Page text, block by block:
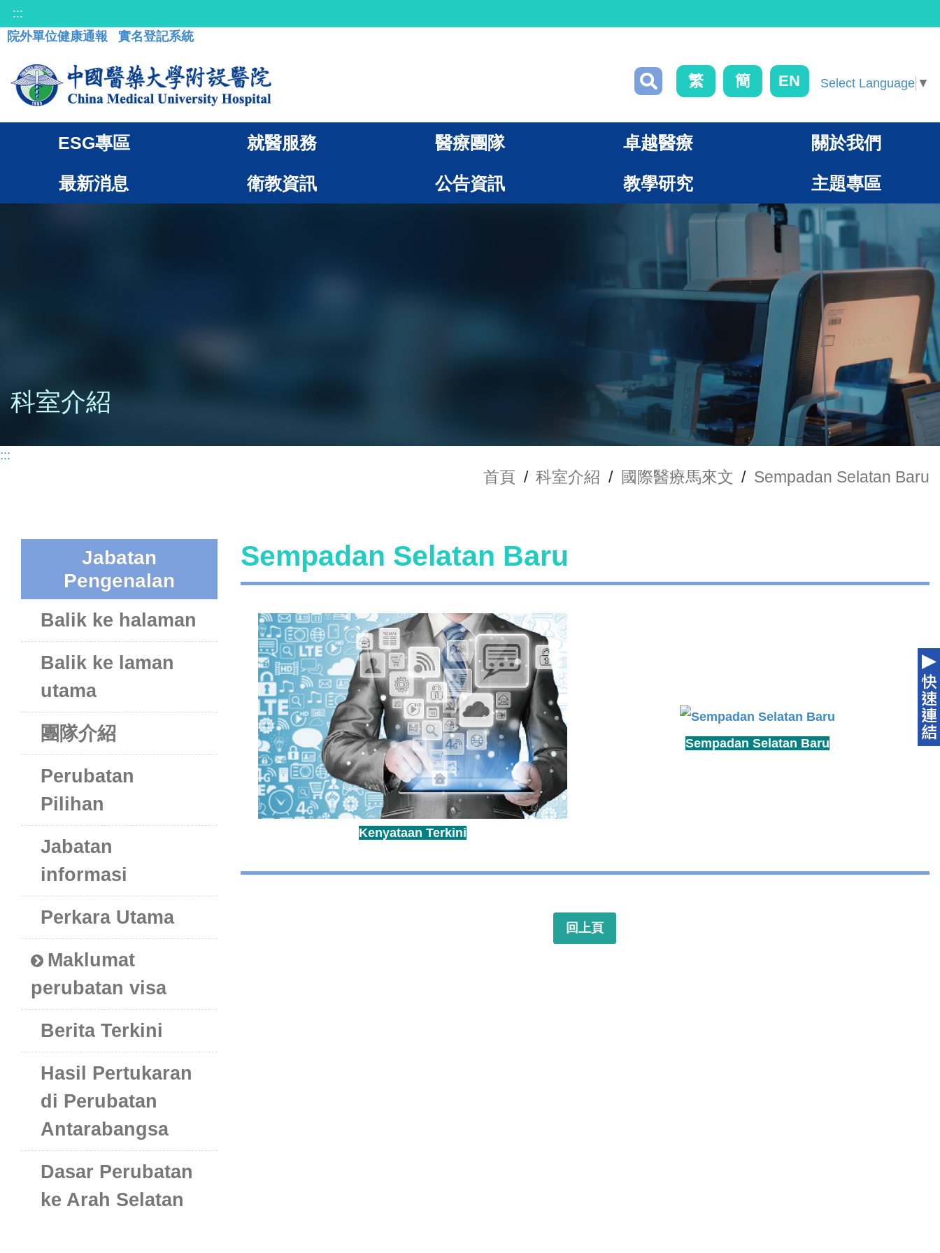
:::
院外單位健康通報
實名登記系統
繁 簡 EN Select Language ▼
ESG專區 就醫服務 醫療團隊 卓越醫療 關於我們
最新消息 衛教資訊 公告資訊 教學研究 主題專區
科室介紹
:::
首頁 / 科室介紹 / 國際醫療馬來文 / Sempadan Selatan Baru
Jabatan
Pengenalan
Balik ke halaman
Balik ke laman
utama
團隊介紹
Perubatan
Pilihan
Jabatan
informasi
Perkara Utama
Maklumat
perubatan visa
Berita Terkini
Hasil Pertukaran
di Perubatan
Antarabangsa
Dasar Perubatan
ke Arah Selatan
Sempadan Selatan Baru
Kenyataan Terkini
Sempadan Selatan Baru
回上頁